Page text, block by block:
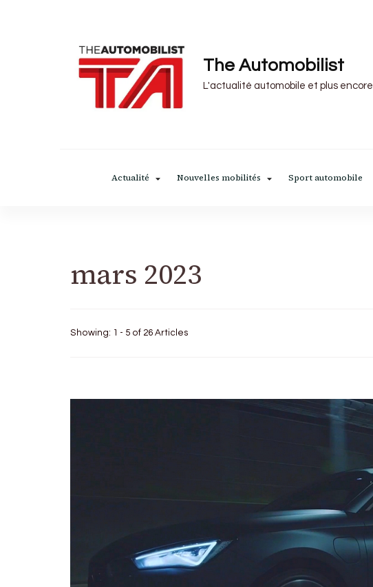
The Automobilist
L'actualité automobile et plus encore
Actualité Nouvelles mobilités Sport automobile
mars 2023
Showing: 1 - 5 of 26 Articles